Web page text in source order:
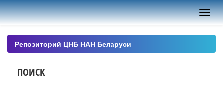
Skip
navigation
Репозиторий ЦНБ НАН Беларуси
ПОИСК